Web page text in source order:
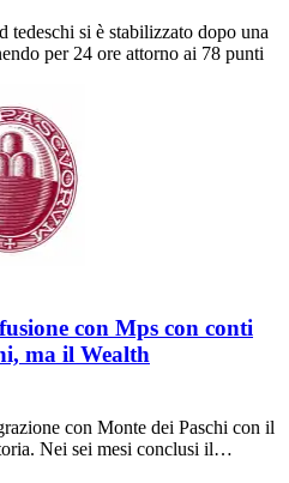
si è stabilizzato dopo una
per 24 ore attorno ai 78 punti
con Mps con conti
ma il Wealth
con Monte dei Paschi con il
Nei sei mesi conclusi il…